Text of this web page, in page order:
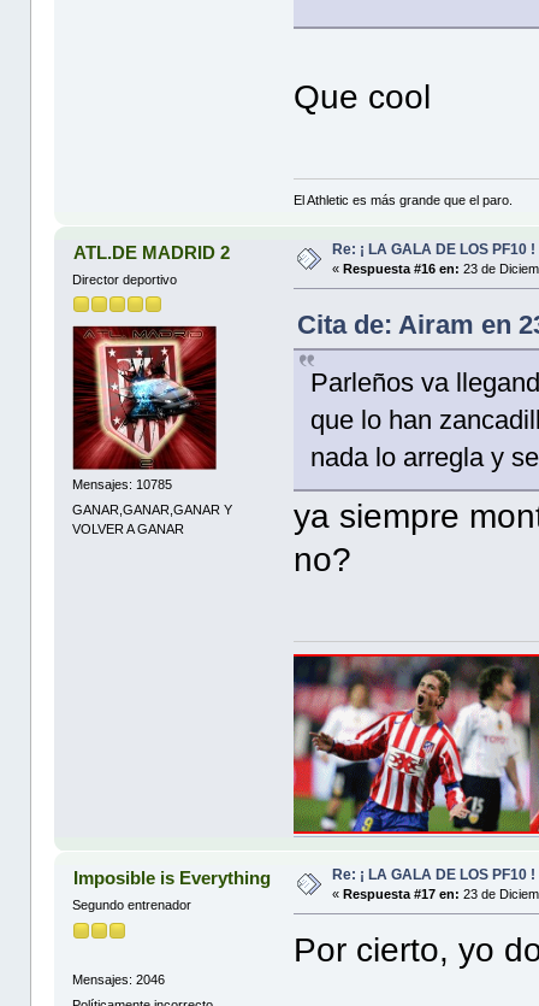
Que cool
El Athletic es más grande que el paro.
ATL.DE MADRID 2
Director deportivo
Mensajes: 10785
GANAR,GANAR,GANAR Y
VOLVER A GANAR
Re: ¡ LA GALA DE LOS PF10 !
«Respuesta #16 en: 23 de
Cita de: Airam en
Parleños va
que lo han
nada lo arregla y
ya siempre
no?
Imposible is Everything
Segundo entrenador
Mensajes: 2046
Re: ¡ LA GALA DE LOS PF10 !
« Respuesta #17 en: 23 de
Por cierto, yo